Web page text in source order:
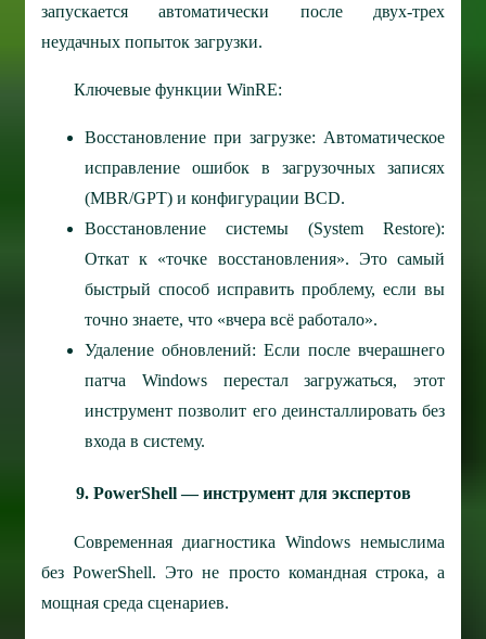
запускается автоматически после двух-трех
неудачных попыток загрузки.
Ключевые функции WinRE:
Восстановление при загрузке: Автоматическое
исправление ошибок в загрузочных записях
(MBR/GPT) и конфигурации BCD.
Восстановление системы (System Restore):
Откат к «точке восстановления». Это самый
быстрый способ исправить проблему, если вы
точно знаете, что «вчера всё работало».
Удаление обновлений: Если после вчерашнего
патча Windows перестал загружаться, этот
инструмент позволит его деинсталлировать без
входа в систему.
9. PowerShell — инструмент для экспертов
Современная диагностика Windows немыслима
без PowerShell. Это не просто командная строка, а
мощная среда сценариев.